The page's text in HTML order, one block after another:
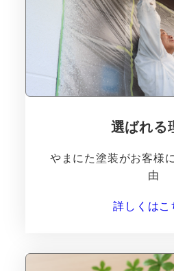
選ばれる
やまにた塗装がお客様
由
詳しくはこ